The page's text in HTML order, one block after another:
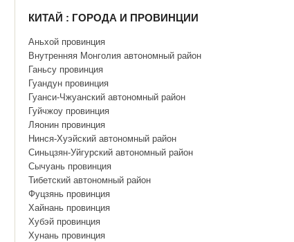
КИТАЙ : ГОРОДА И ПРОВИНЦИИ
Аньхой провинция
Внутренняя Монголия автономный район
Ганьсу провинция
Гуандун провинция
Гуанси-Чжуанский автономный район
Гуйчжоу провинция
Ляонин провинция
Нинся-Хуэйский автономный район
Синьцзян-Уйгурский автономный район
Сычуань провинция
Тибетский автономный район
Фуцзянь провинция
Хайнань провинция
Хубэй провинция
Хунань провинция